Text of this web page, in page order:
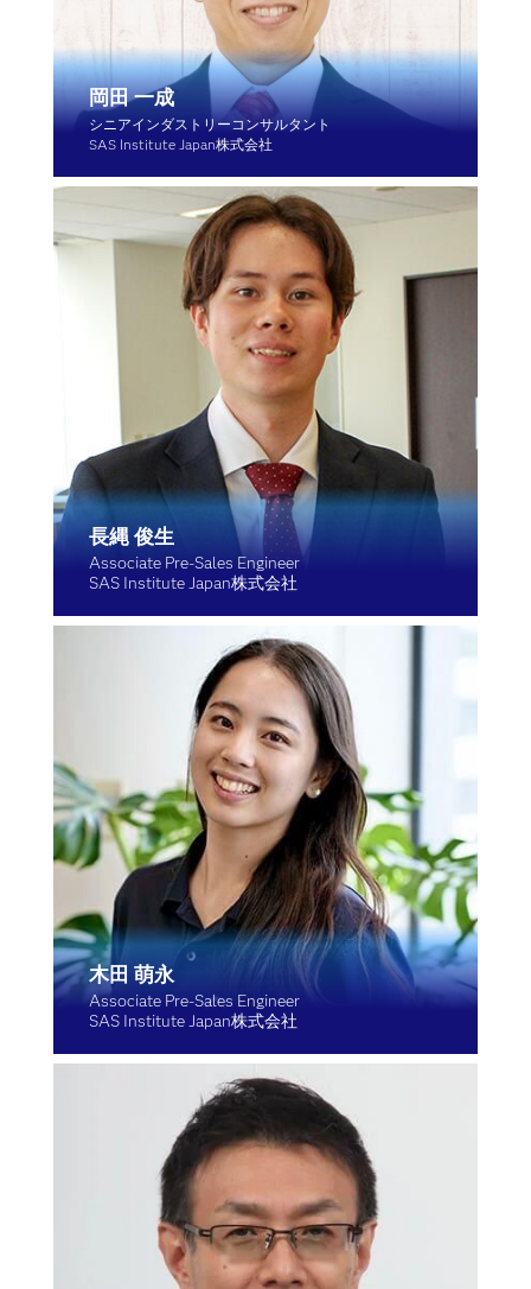
岡田 一成
シニアインダストリーコンサルタント
SAS Institute Japan株式会社
長縄 俊生
Associate Pre-Sales Engineer
SAS Institute Japan株式会社
木田 萌永
Associate Pre-Sales Engineer
SAS Institute Japan株式会社